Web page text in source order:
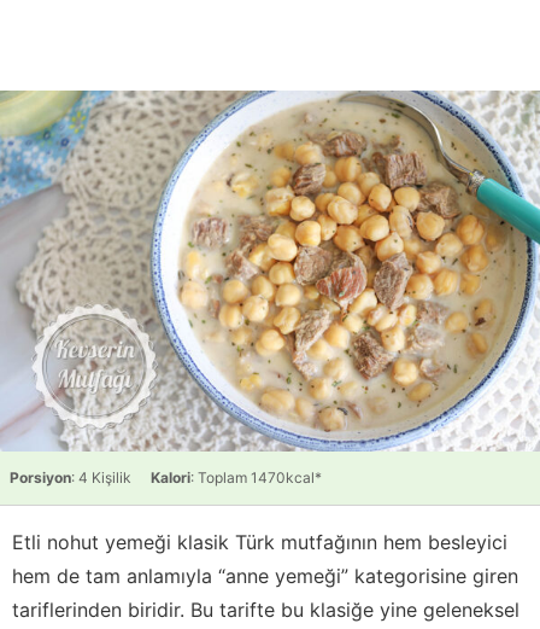
Porsiyon: 4 Kişilik Kalori: Toplam 1470kcal*
Etli nohut yemeği klasik Türk mutfağının hem besleyici
hem de tam anlamıyla “anne yemeği” kategorisine giren
tariflerinden biridir. Bu tarifte bu klasiğe yine geleneksel